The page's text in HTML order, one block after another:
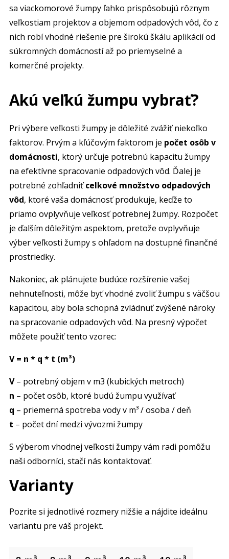
sa viackomorové žumpy ľahko prispôsobujú rôznym
veľkostiam projektov a objemom odpadových vôd, čo z
nich robí vhodné riešenie pre širokú škálu aplikácií od
súkromných domácností až po priemyselné a
komerčné projekty.
Akú veľkú žumpu vybrať?
Pri výbere veľkosti žumpy je dôležité zvážiť niekoľko
faktorov. Prvým a kľúčovým faktorom je počet osôb v
domácnosti, ktorý určuje potrebnú kapacitu žumpy
na efektívne spracovanie odpadových vôd. Ďalej je
potrebné zohľadniťcelkové množstvo odpadových
vôd, ktoré vaša domácnosť produkuje, keďže to
priamo ovplyvňuje veľkosť potrebnej žumpy. Rozpočet
je ďalším dôležitým aspektom, pretože ovplyvňuje
výber veľkosti žumpy s ohľadom na dostupné finančné
prostriedky.
Nakoniec, ak plánujete budúce rozšírenie vašej
nehnuteľnosti, môže byť vhodné zvoliť žumpu s väčšou
kapacitou, aby bola schopná zvládnuť zvýšené nároky
na spracovanie odpadových vôd. Na presný výpočet
môžete použiť tento vzorec:
V = n * q * t (m³)
V– potrebný objem v m3 (kubických metroch)
n – počet osôb, ktoré budú žumpu využívať
q – priemerná spotreba vody v m³ / osoba / deň
t – počet dní medzi vývozmi žumpy
S výberom vhodnej veľkosti žumpy vám radi pomôžu
naši odborníci, stačí nás kontaktovať.
Varianty
Pozrite si jednotlivé rozmery nižšie a nájdite ideálnu
variantu pre váš projekt.